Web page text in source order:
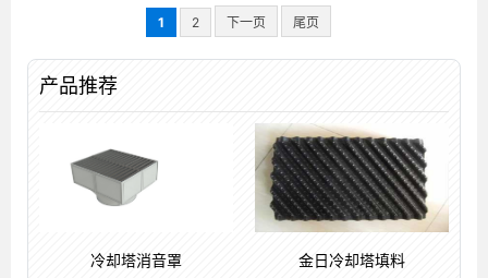
1 2 下一页 尾页
产品推荐
冷却塔消音罩 金日冷却塔填料